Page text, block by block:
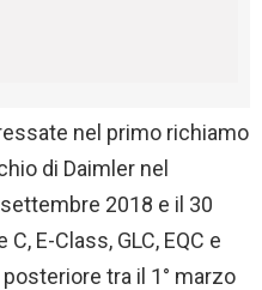
nel primo richiamo
di Daimler nel
2018 e il 30
E-Class, GLC, EQC e
tra il 1° marzo